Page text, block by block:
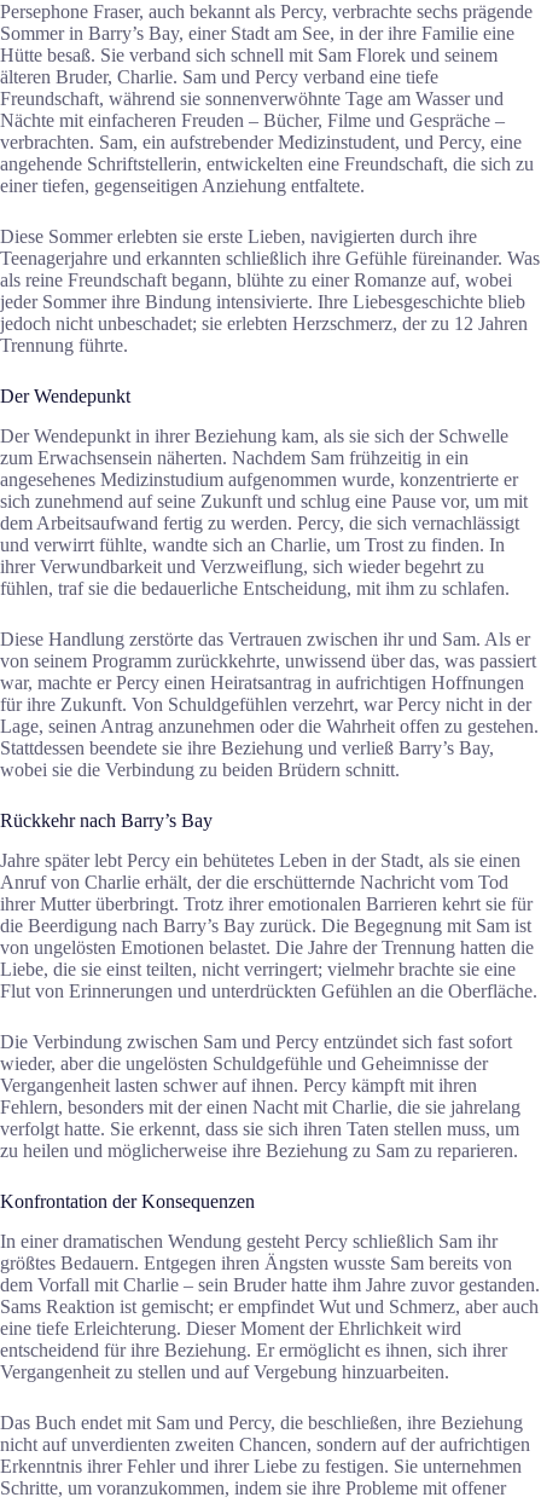
Persephone Fraser, auch bekannt als Percy, verbrachte sechs prägende
Sommer in Barry’s Bay, einer Stadt am See, in der ihre Familie eine
Hütte besaß. Sie verband sich schnell mit Sam Florek und seinem
älteren Bruder, Charlie. Sam und Percy verband eine tiefe
Freundschaft, während sie sonnenverwöhnte Tage am Wasser und
Nächte mit einfacheren Freuden – Bücher, Filme und Gespräche –
verbrachten. Sam, ein aufstrebender Medizinstudent, und Percy, eine
angehende Schriftstellerin, entwickelten eine Freundschaft, die sich zu
einer tiefen, gegenseitigen Anziehung entfaltete.
Diese Sommer erlebten sie erste Lieben, navigierten durch ihre
Teenagerjahre und erkannten schließlich ihre Gefühle füreinander. Was
als reine Freundschaft begann, blühte zu einer Romanze auf, wobei
jeder Sommer ihre Bindung intensivierte. Ihre Liebesgeschichte blieb
jedoch nicht unbeschadet; sie erlebten Herzschmerz, der zu 12 Jahren
Trennung führte.
Der Wendepunkt
Der Wendepunkt in ihrer Beziehung kam, als sie sich der Schwelle
zum Erwachsensein näherten. Nachdem Sam frühzeitig in ein
angesehenes Medizinstudium aufgenommen wurde, konzentrierte er
sich zunehmend auf seine Zukunft und schlug eine Pause vor, um mit
dem Arbeitsaufwand fertig zu werden. Percy, die sich vernachlässigt
und verwirrt fühlte, wandte sich an Charlie, um Trost zu finden. In
ihrer Verwundbarkeit und Verzweiflung, sich wieder begehrt zu
fühlen, traf sie die bedauerliche Entscheidung, mit ihm zu schlafen.
Diese Handlung zerstörte das Vertrauen zwischen ihr und Sam. Als er
von seinem Programm zurückkehrte, unwissend über das, was passiert
war, machte er Percy einen Heiratsantrag in aufrichtigen Hoffnungen
für ihre Zukunft. Von Schuldgefühlen verzehrt, war Percy nicht in der
Lage, seinen Antrag anzunehmen oder die Wahrheit offen zu gestehen.
Stattdessen beendete sie ihre Beziehung und verließ Barry’s Bay,
wobei sie die Verbindung zu beiden Brüdern schnitt.
Rückkehr nach Barry’s Bay
Jahre später lebt Percy ein behütetes Leben in der Stadt, als sie einen
Anruf von Charlie erhält, der die erschütternde Nachricht vom Tod
ihrer Mutter überbringt. Trotz ihrer emotionalen Barrieren kehrt sie für
die Beerdigung nach Barry’s Bay zurück. Die Begegnung mit Sam ist
von ungelösten Emotionen belastet. Die Jahre der Trennung hatten die
Liebe, die sie einst teilten, nicht verringert; vielmehr brachte sie eine
Flut von Erinnerungen und unterdrückten Gefühlen an die Oberfläche.
Die Verbindung zwischen Sam und Percy entzündet sich fast sofort
wieder, aber die ungelösten Schuldgefühle und Geheimnisse der
Vergangenheit lasten schwer auf ihnen. Percy kämpft mit ihren
Fehlern, besonders mit der einen Nacht mit Charlie, die sie jahrelang
verfolgt hatte. Sie erkennt, dass sie sich ihren Taten stellen muss, um
zu heilen und möglicherweise ihre Beziehung zu Sam zu reparieren.
Konfrontation der Konsequenzen
In einer dramatischen Wendung gesteht Percy schließlich Sam ihr
größtes Bedauern. Entgegen ihren Ängsten wusste Sam bereits von
dem Vorfall mit Charlie – sein Bruder hatte ihm Jahre zuvor gestanden.
Sams Reaktion ist gemischt; er empfindet Wut und Schmerz, aber auch
eine tiefe Erleichterung. Dieser Moment der Ehrlichkeit wird
entscheidend für ihre Beziehung. Er ermöglicht es ihnen, sich ihrer
Vergangenheit zu stellen und auf Vergebung hinzuarbeiten.
Das Buch endet mit Sam und Percy, die beschließen, ihre Beziehung
nicht auf unverdienten zweiten Chancen, sondern auf der aufrichtigen
Erkenntnis ihrer Fehler und ihrer Liebe zu festigen. Sie unternehmen
Schritte, um voranzukommen, indem sie ihre Probleme mit offener